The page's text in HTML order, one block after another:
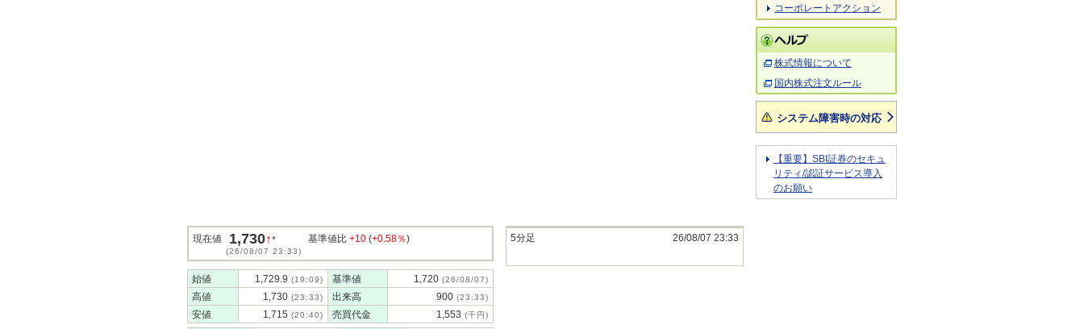
現在値 1,730↑*
(26/08/07 23:33)
基準値比 +10 (+0.58％)
始値 1,729.9 (19:09) 基準値 1,720 (26/08/07)
高値 1,730 (23:33) 出来高 900 (23:33)
安値 1,715 (20:40) 売買代金 1,553 (千円)
5分足 26/08/07 23:33
コーポレートアクション
株式情報について
国内株式注文ルール
システム障害時の対応
【重要】SBI証券のセキュ
リティ/認証サービス導入
のお願い